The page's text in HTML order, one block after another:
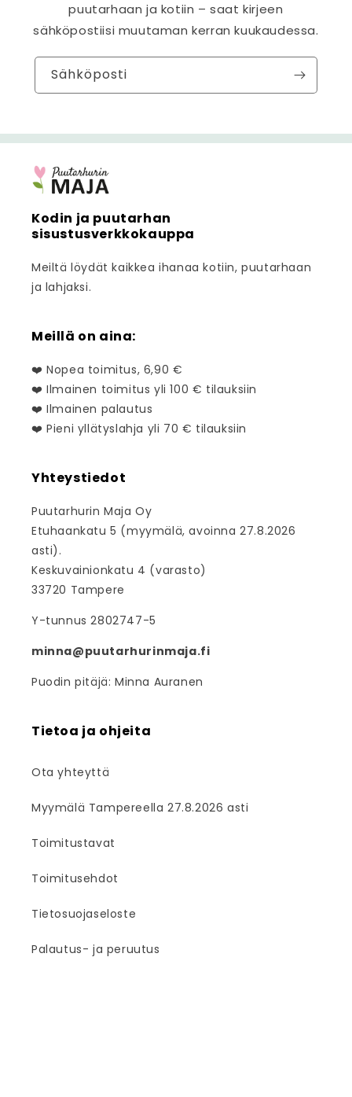
puutarhaan ja kotiin – saat kirjeen
sähköpostiisi muutaman kerran kuukaudessa.
Sähköposti
Kodin ja puutarhan
sisustusverkkokauppa
Meiltä löydät kaikkea ihanaa kotiin, puutarhaan
ja lahjaksi.
Meillä on aina:
❤️ Nopea toimitus, 6,90 €
❤️ Ilmainen toimitus yli 100 € tilauksiin
❤️ Ilmainen palautus
❤️ Pieni yllätyslahja yli 70 € tilauksiin
Yhteystiedot
Puutarhurin Maja Oy
Etuhaankatu 5 (myymälä, avoinna 27.8.2026
asti).
Keskuvainionkatu 4 (varasto)
33720 Tampere
Y-tunnus 2802747-5
minna@puutarhurinmaja.fi
Puodin pitäjä: Minna Auranen
Tietoa ja ohjeita
Ota yhteyttä
Myymälä Tampereella 27.8.2026 asti
Toimitustavat
Toimitusehdot
Tietosuojaseloste
Palautus- ja peruutus